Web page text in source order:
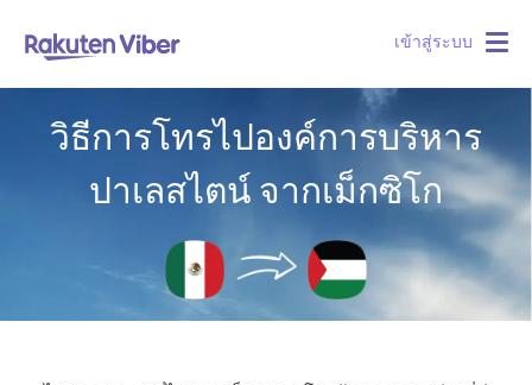
เข้าสู่ระบบ
วิธีการโทรไปองค์การบริหาร
ปาเลสไตน์ จากเม็กซิโก